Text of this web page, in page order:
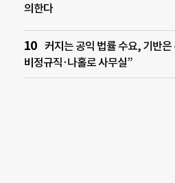
의한다
커지는 공익 법률 수요, 기반
비정규직·나홀로 사무실”